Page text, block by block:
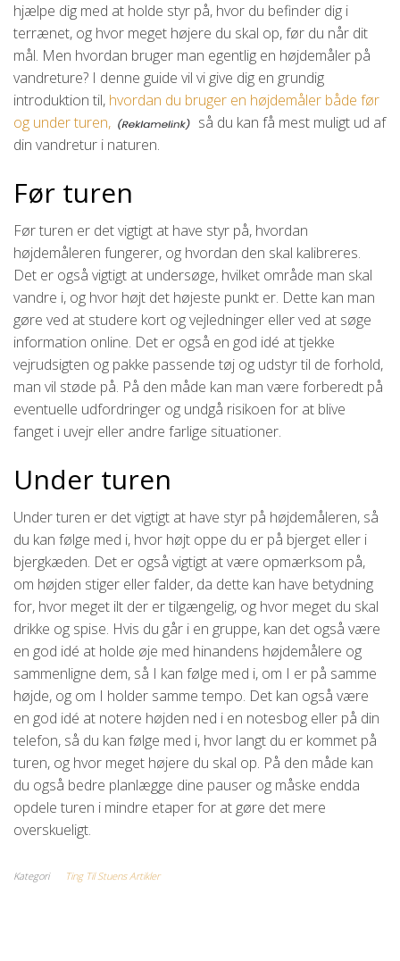
hjælpe dig med at holde styr på, hvor du befinder dig i
terrænet, og hvor meget højere du skal op, før du når dit
mål. Men hvordan bruger man egentlig en højdemåler på
vandreture? I denne guide vil vi give dig en grundig
introduktion til, hvordan du bruger en højdemåler både før
og under turen,
så du kan få mest muligt ud af
din vandretur i naturen.
Før turen
Før turen er det vigtigt at have styr på, hvordan
højdemåleren fungerer, og hvordan den skal kalibreres.
Det er også vigtigt at undersøge, hvilket område man skal
vandre i, og hvor højt det højeste punkt er. Dette kan man
gøre ved at studere kort og vejledninger eller ved at søge
information online. Det er også en god idé at tjekke
vejrudsigten og pakke passende tøj og udstyr til de forhold,
man vil støde på. På den måde kan man være forberedt på
eventuelle udfordringer og undgå risikoen for at blive
fanget i uvejr eller andre farlige situationer.
Under turen
Under turen er det vigtigt at have styr på højdemåleren, så
du kan følge med i, hvor højt oppe du er på bjerget eller i
bjergkæden. Det er også vigtigt at være opmærksom på,
om højden stiger eller falder, da dette kan have betydning
for, hvor meget ilt der er tilgængelig, og hvor meget du skal
drikke og spise. Hvis du går i en gruppe, kan det også være
en god idé at holde øje med hinandens højdemålere og
sammenligne dem, så I kan følge med i, om I er på samme
højde, og om I holder samme tempo. Det kan også være
en god idé at notere højden ned i en notesbog eller på din
telefon, så du kan følge med i, hvor langt du er kommet på
turen, og hvor meget højere du skal op. På den måde kan
du også bedre planlægge dine pauser og måske endda
opdele turen i mindre etaper for at gøre det mere
overskueligt.
Kategori Ting Til Stuens Artikler